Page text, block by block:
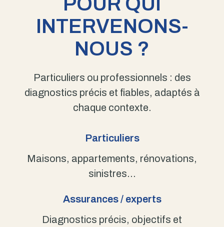
INTERVENONS-
NOUS ?
Particuliers ou professionnels : des
diagnostics précis et fiables, adaptés à
chaque contexte.
Particuliers
Maisons, appartements, rénovations,
sinistres…
Assurances / experts
Diagnostics précis, objectifs et